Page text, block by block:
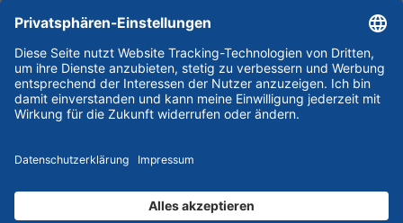
ESSKA International
new
new new